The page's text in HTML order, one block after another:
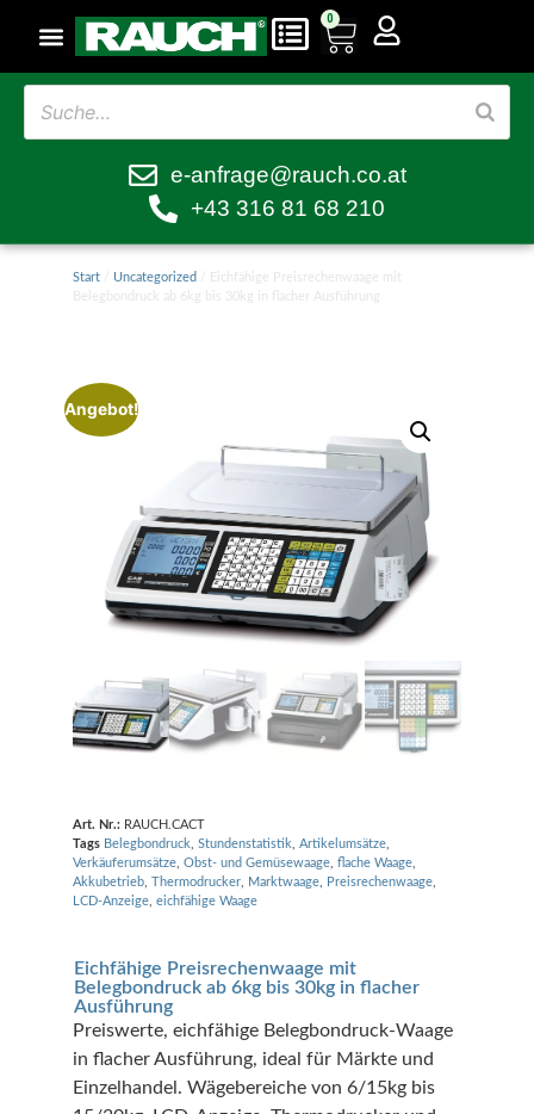
0
e-anfrage@rauch.co.at
+43 316 81 68 210
Start/ Uncategorized / Eichfähige Preisrechenwaage mit
Belegbondruck ab 6kg bis 30kg in flacher Ausführung
Angebot!
Art. Nr.: RAUCH.CACT
Tags Belegbondruck Stundenstatistik Artikelumsätze,
Verkäuferumsätze, Obst- und Gemüsewaage, flache Waage,
Akkubetrieb, Thermodrucker, Marktwaage, Preisrechenwaage,
LCD-Anzeige, eichfähige Waage
Eichfähige Preisrechenwaage mit
Belegbondruck ab 6kg bis 30kg in flacher
Ausführung
Preiswerte, eichfähige Belegbondruck-Waage
in flacher Ausführung, ideal für Märkte und
Einzelhandel. Wägebereiche von 6/15kg bis